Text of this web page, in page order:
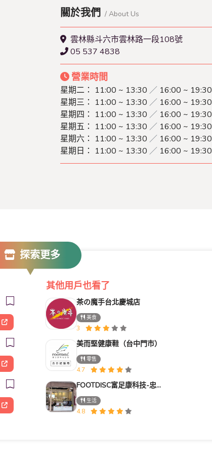
關於我們 / About Us
雲林縣斗六市雲林路一段108號
05 537 4838
營業時間
星期二： 11:00 ~ 13:30 ／ 16:00 ~ 19:30
星期三： 11:00 ~ 13:30 ／ 16:00 ~ 19:30
星期四： 11:00 ~ 13:30 ／ 16:00 ~ 19:30
星期五： 11:00 ~ 13:30 ／ 16:00 ~ 19:30
星期六： 11:00 ~ 13:30 ／ 16:00 ~ 19:30
星期日： 11:00 ~ 13:30 ／ 16:00 ~ 19:30
探索更多
其他用戶也看了
茶の魔手台北慶城店
美食
3
美而堅健康鞋（台中門市）
零售
4.7
FOOTDISC富足康科技-忠孝直營門市
生活
4.8